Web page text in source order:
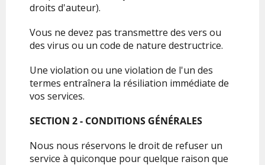
droits d'auteur).
Vous ne devez pas transmettre des vers ou
des virus ou un code de nature destructrice.
Une violation ou une violation de l'un des
termes entraînera la résiliation immédiate de
vos services.
SECTION 2 - CONDITIONS GÉNÉRALES
Nous nous réservons le droit de refuser un
service à quiconque pour quelque raison que